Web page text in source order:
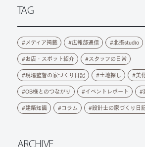
TAG
メディア掲載 広報部通信 北摂studio
お店・スポット紹介 スタッフの日常
現場監督の家づくり日記 土地探し 美
OB様とのつながり イベントレポート
建築知識 コラム 設計士の家づくり日
ARCHIVE